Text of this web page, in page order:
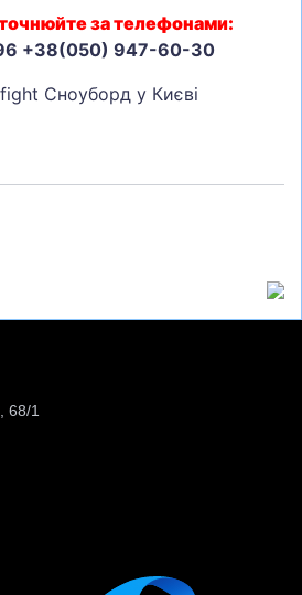
за телефонами:
+38(050) 947-60-30
Сноуборд у Києві
68/1